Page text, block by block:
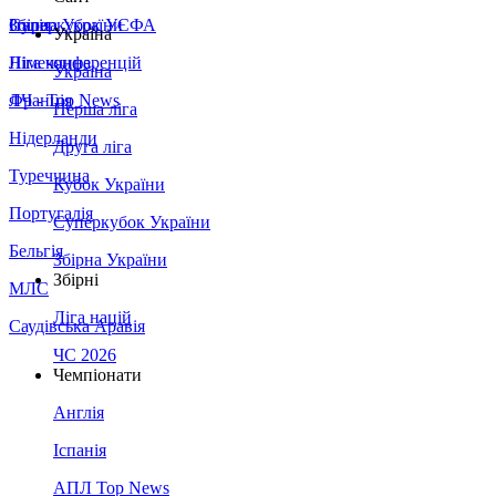
Збірна України
Італія
Німеччина
Франція
Нідерланди
Туреччина
Португалія
Бельгія
МЛС
Саудівська Аравія
Суперкубок УЄФА
Ліга конференцій
ЛЧ - Top News
Україна
Україна
Перша ліга
Друга ліга
Кубок України
Суперкубок України
Збірна України
Збірні
Ліга націй
ЧС 2026
Чемпіонати
Англія
Іспанія
АПЛ Top News